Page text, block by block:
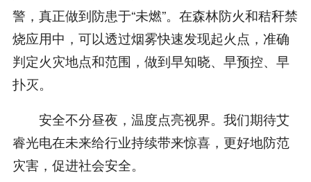
警，真正做到防患于“未燃”。在森林防火和秸秆禁
烧应用中，可以透过烟雾快速发现起火点，准确
判定火灾地点和范围，做到早知晓、早预控、早
扑灭。
安全不分昼夜，温度点亮视界。我们期待艾
睿光电在未来给行业持续带来惊喜，更好地防范
灾害，促进社会安全。